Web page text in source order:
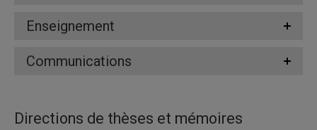
Enseignement
Communications
Directions de thèses et mémoires